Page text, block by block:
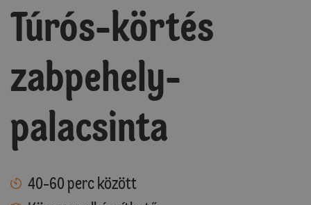
Túrós-körtés
zabpehely-
palacsinta
40-60 perc között